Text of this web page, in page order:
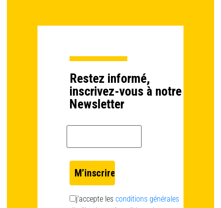
Restez informé,
inscrivez-vous à notre
Newsletter
j’accepte les conditions générales